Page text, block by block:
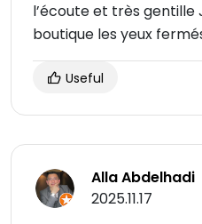
l’écoute et très
boutique les yeux
Useful
Alla Abdelhadi
2025.11.17